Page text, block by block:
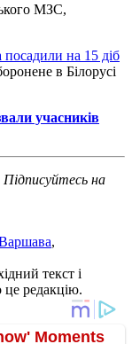
МЗС,
на 15 діб
в Білорусі
учасників
Підписуйтесь на
,
текст і
редакцію.